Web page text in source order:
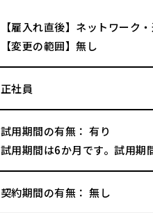
【雇入れ直後】ネットワーク
【変更の範囲】無し
正社員
試用期間の有無： 有り
試用期間は6か月です。試用期
契約期間の有無： 無し